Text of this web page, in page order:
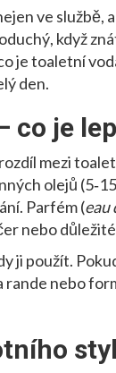
ve službě,
když
je toaletní
den.
co je
mezi
olejů
Parfém (eau
nebo
ji použít.
nebo